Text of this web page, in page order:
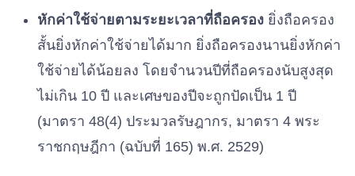
หักค่าใช้จ่ายตามระยะเวลาที่ถือครอง ยิ่งถือครอง
สั้นยิ่งหักค่าใช้จ่ายได้มาก ยิ่งถือครองนานยิ่งหักค่า
ใช้จ่ายได้น้อยลง โดยจำนวนปีที่ถือครองนับสูงสุด
ไม่เกิน 10 ปี และเศษของปีจะถูกปัดเป็น 1 ปี
(มาตรา 48(4) ประมวลรัษฎากร, มาตรา 4 พระ
ราชกฤษฎีกา (ฉบับที่ 165) พ.ศ. 2529)